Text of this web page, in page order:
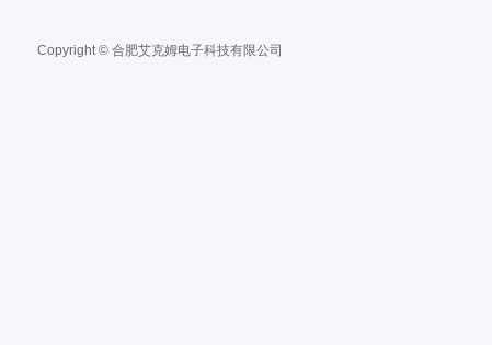
Copyright © 合肥艾克姆电子科技有限公司